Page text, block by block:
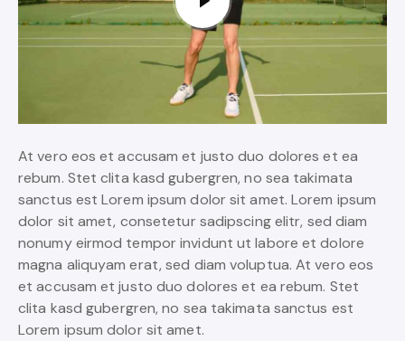
At vero eos et accusam et justo duo dolores et ea
rebum. Stet clita kasd gubergren, no sea takimata
sanctus est Lorem ipsum dolor sit amet. Lorem ipsum
dolor sit amet, consetetur sadipscing elitr, sed diam
nonumy eirmod tempor invidunt ut labore et dolore
magna aliquyam erat, sed diam voluptua. At vero eos
et accusam et justo duo dolores et ea rebum. Stet
clita kasd gubergren, no sea takimata sanctus est
Lorem ipsum dolor sit amet.